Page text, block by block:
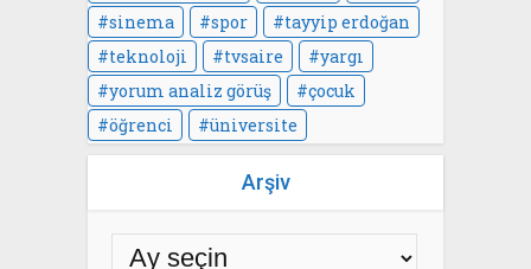
sinema
spor
tayyip erdoğan
teknoloji
tvsaire
yargı
yorum analiz görüş
çocuk
öğrenci
üniversite
Arşiv